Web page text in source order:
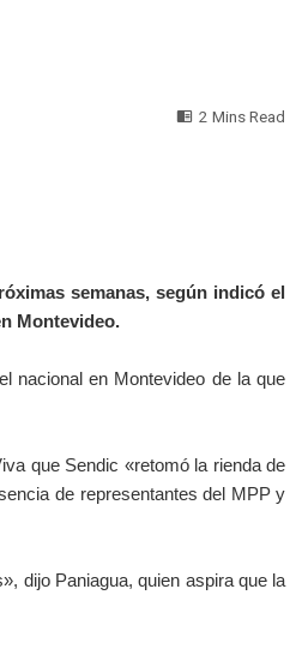
2 Mins Read
semanas, según indicó el
Montevideo.
nacional en Montevideo de la que
que Sendic «retomó la rienda de
de representantes del MPP y
dijo Paniagua, quien aspira que la